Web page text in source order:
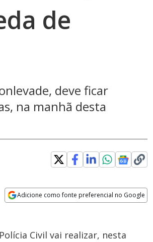
de
deve ficar
na manhã desta
Adicione como fonte preferencial no Google
Civil vai realizar, nesta